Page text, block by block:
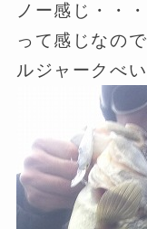
ノー感じ・・・
って感じなの
ルジャークべ